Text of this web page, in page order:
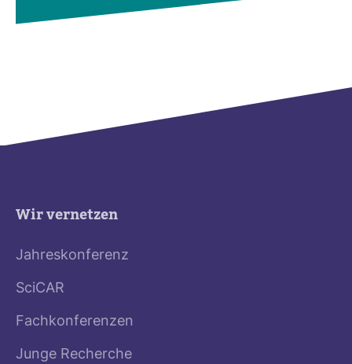
Wir vernetzen
Jahreskonferenz
SciCAR
Fachkonferenzen
Junge Recherche